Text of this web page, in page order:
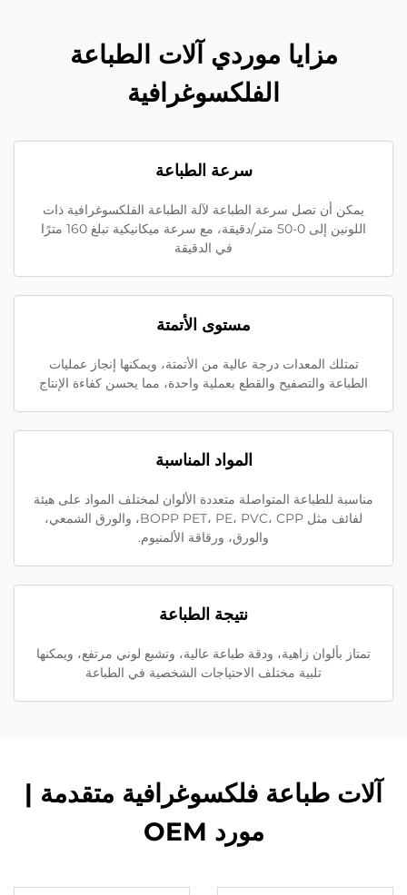
مزايا موردي آلات الطباعة
الفلكسوغرافية
سرعة الطباعة
يمكن أن تصل سرعة الطباعة لآلة الطباعة الفلكسوغرافية ذات
اللونين إلى 0-50 متر/دقيقة، مع سرعة ميكانيكية تبلغ 160 مترًا
في الدقيقة
مستوى الأتمتة
تمتلك المعدات درجة عالية من الأتمتة، ويمكنها إنجاز عمليات
الطباعة والتصفيح والقطع بعملية واحدة، مما يحسن كفاءة الإنتاج
المواد المناسبة
مناسبة للطباعة المتواصلة متعددة الألوان لمختلف المواد على هيئة
لفائف مثل BOPP PET، PE، PVC، CPP، والورق الشمعي،
والورق، ورقاقة الألمنيوم.
نتيجة الطباعة
تمتاز بألوان زاهية، ودقة طباعة عالية، وتشبع لوني مرتفع، ويمكنها
تلبية مختلف الاحتياجات الشخصية في الطباعة
آلات طباعة فلكسوغرافية متقدمة |
مورد OEM